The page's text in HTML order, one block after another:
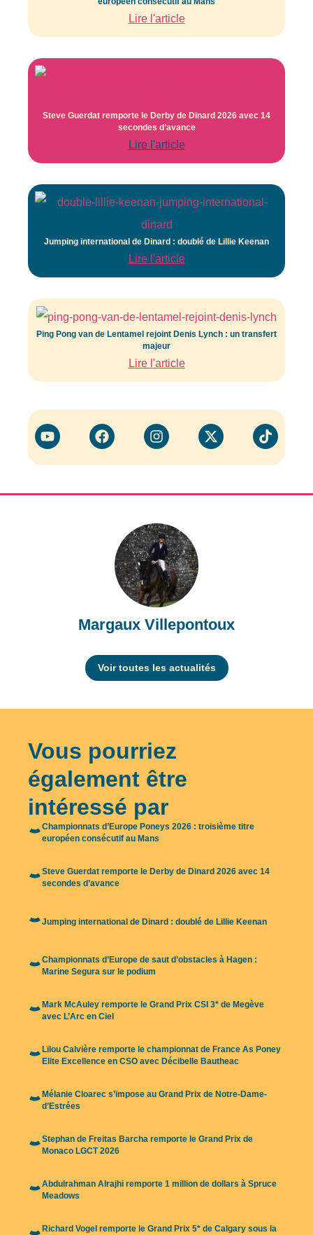
Lire l'article
Steve Guerdat remporte le Derby de Dinard 2026 avec 14
secondes d’avance
Lire l'article
Jumping international de Dinard : doublé de Lillie Keenan
Lire l'article
Ping Pong van de Lentamel rejoint Denis Lynch : un transfert
majeur
Lire l'article
Margaux Villepontoux
Voir toutes les actualités
Vous pourriez
également être
intéressé par
Championnats d’Europe Poneys 2026 : troisième titre
européen consécutif au Mans
Steve Guerdat remporte le Derby de Dinard 2026 avec 14
secondes d’avance
Jumping international de Dinard : doublé de Lillie Keenan
Championnats d’Europe de saut d’obstacles à Hagen :
Marine Segura sur le podium
Mark McAuley remporte le Grand Prix CSI 3* de Megève
avec L’Arc en Ciel
Lilou Calvière remporte le championnat de France As Poney
Elite Excellence en CSO avec Décibelle Bautheac
Mélanie Cloarec s’impose au Grand Prix de Notre-Dame-
d’Estrées
Stephan de Freitas Barcha remporte le Grand Prix de
Monaco LGCT 2026
Abdulrahman Alrajhi remporte 1 million de dollars à Spruce
Meadows
Richard Vogel remporte le Grand Prix 5* de Calgary sous la